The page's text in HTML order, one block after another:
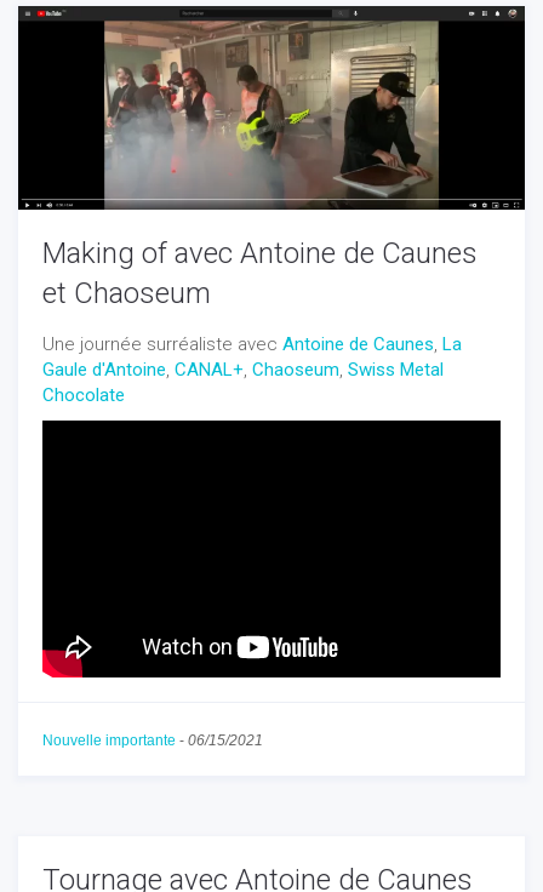
Making of avec Antoine de Caunes
et Chaoseum
Une journée surréaliste avec Antoine de Caunes La
Gaule d'Antoine CANAL+ Chaoseum Swiss Metal
Chocolate
Nouvelle importante - 06/15/2021
Tournage avec Antoine de Caunes